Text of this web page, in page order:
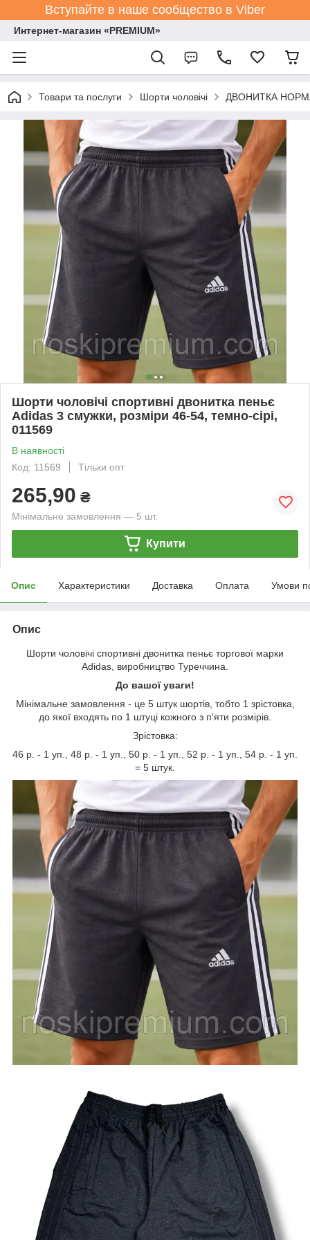
Вступайте в наше сообщество в Viber
Интернет-магазин «PREMIUM»
Товари та послуги Шорти чоловічі ДВОНИТКА НОРМА
Шорти чоловічі спортивні двонитка пеньє
Adidas 3 смужки, розміри 46-54, темно-сірі,
011569
В наявності
Код: 11569
Тільки опт
265,90 ₴
Мінімальне замовлення — 5 шт.
Купити
Опис Характеристики Доставка Оплата Умови
Опис
Шорти чоловічі спортивні двонитка пеньє торгової марки
Adidas, виробництво Туреччина.
До вашої уваги!
Мінімальне замовлення - це 5 штук шортів, тобто 1 зрістовка,
до якої входять по 1 штуці кожного з п'яти розмірів.
Зрістовка:
46 р. - 1 уп., 48 р. - 1 уп., 50 р. - 1 уп., 52 р. - 1 уп., 54 р. - 1 уп.
= 5 штук.